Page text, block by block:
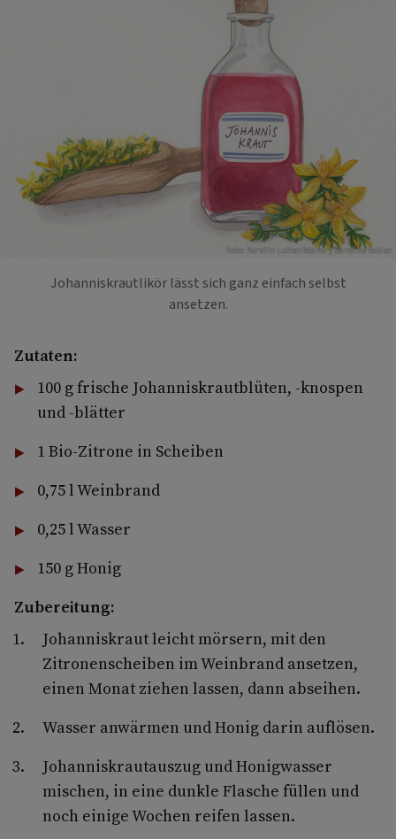
Foto: Kerstin Luttenfeldner / Caroline Seidler
Johanniskrautlikör lässt sich ganz einfach selbst
ansetzen.
Zutaten:
100 g frische Johanniskrautblüten, -knospen
und -blätter
1 Bio-Zitrone in Scheiben
0,75 l Weinbrand
0,25 l Wasser
150 g Honig
Zubereitung:
Johanniskraut leicht mörsern, mit den
Zitronenscheiben im Weinbrand ansetzen,
einen Monat ziehen lassen, dann abseihen.
Wasser anwärmen und Honig darin auflösen.
Johanniskrautauszug und Honigwasser
mischen, in eine dunkle Flasche füllen und
noch einige Wochen reifen lassen.